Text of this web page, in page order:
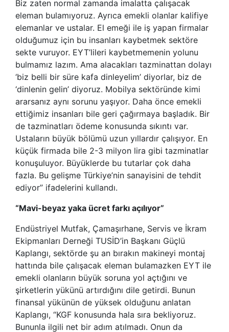
Biz zaten normal zamanda imalatta çalışacak
eleman bulamıyoruz. Ayrıca emekli olanlar kalifiye
elemanlar ve ustalar. El emeği ile iş yapan firmalar
olduğumuz için bu insanları kaybetmek sektöre
sekte vuruyor. EYT’lileri kaybetmemenin yolunu
bulmamız lazım. Ama alacakları tazminattan dolayı
‘biz belli bir süre kafa dinleyelim’ diyorlar, biz de
‘dinlenin gelin’ diyoruz. Mobilya sektöründe kimi
ararsanız aynı sorunu yaşıyor. Daha önce emekli
ettiğimiz insanları bile geri çağırmaya başladık. Bir
de tazminatları ödeme konusunda sıkıntı var.
Ustaların büyük bölümü uzun yıllardır çalışıyor. En
küçük firmada bile 2-3 milyon lira gibi tazminatlar
konuşuluyor. Büyüklerde bu tutarlar çok daha
fazla. Bu gelişme Türkiye’nin sanayisini de tehdit
ediyor” ifadelerini kullandı.
“Mavi-beyaz yaka ücret farkı açılıyor”
Endüstriyel Mutfak, Çamaşırhane, Servis ve İkram
Ekipmanları Derneği TUSİD’in Başkanı Güçlü
Kaplangı, sektörde şu an bırakın makineyi montaj
hattında bile çalışacak eleman bulamazken EYT ile
emekli olanların büyük soruna yol açtığını ve
şirketlerin yükünü artırdığını dile getirdi. Bunun
finansal yükünün de yüksek olduğunu anlatan
Kaplangı, “KGF konusunda hala sıra bekliyoruz.
Bununla ilgili net bir adım atılmadı. Onun da